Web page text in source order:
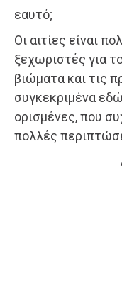
εαυτό;
Οι αιτίες είναι
ξεχωριστές για
βιώματα και τις
συγκεκριμένα
ορισμένες, που
πολλές